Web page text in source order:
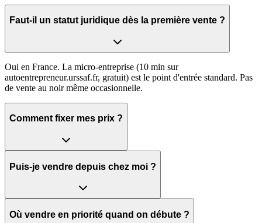
Faut-il un statut juridique dès la première vente ?
Oui en France. La micro-entreprise (10 min sur
autoentrepreneur.urssaf.fr, gratuit) est le point d'entrée standard. Pas
de vente au noir même occasionnelle.
Comment fixer mes prix ?
Puis-je vendre depuis chez moi ?
Où vendre en priorité quand on débute ?